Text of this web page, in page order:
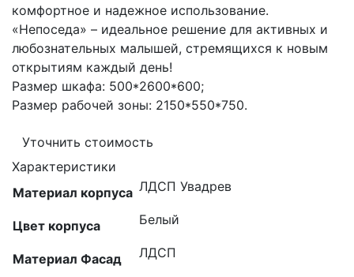
комфортное и надежное использование.
«Непоседа» – идеальное решение для активных и
любознательных малышей, стремящихся к новым
открытиям каждый день!
Размер шкафа: 500*2600*600;
Размер рабочей зоны: 2150*550*750.
Уточнить стоимость
Характеристики
Материал корпуса ЛДСП Увадрев
Цвет корпуса Белый
Материал Фасад ЛДСП